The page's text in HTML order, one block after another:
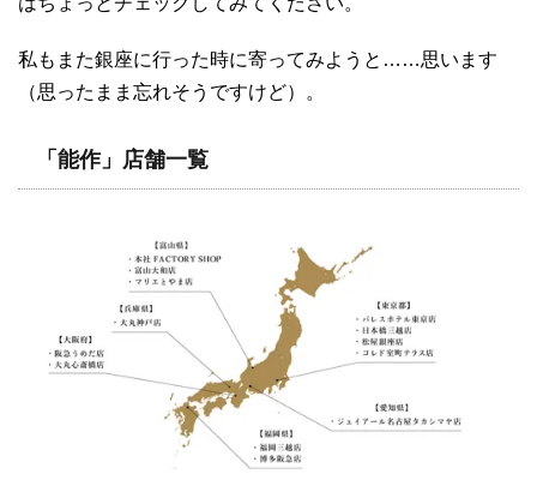
私もまた銀座に行った時に寄ってみようと……思います
（思ったまま忘れそうですけど）。
「能作」店舗一覧